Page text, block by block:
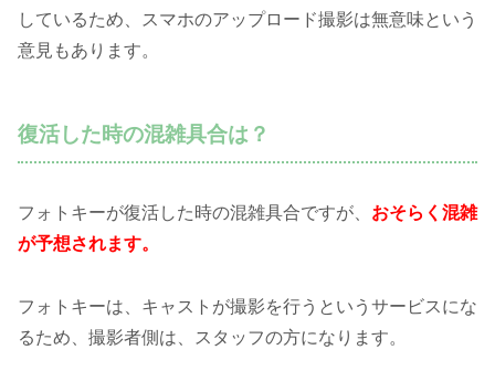
しているため、スマホのアップロード撮影は無意味という
意見もあります。
復活した時の混雑具合は？
フォトキーが復活した時の混雑具合ですが、 おそらく混雑
が予想されます。
フォトキーは、キャストが撮影を行うというサービスにな
るため、撮影者側は、スタッフの方になります。